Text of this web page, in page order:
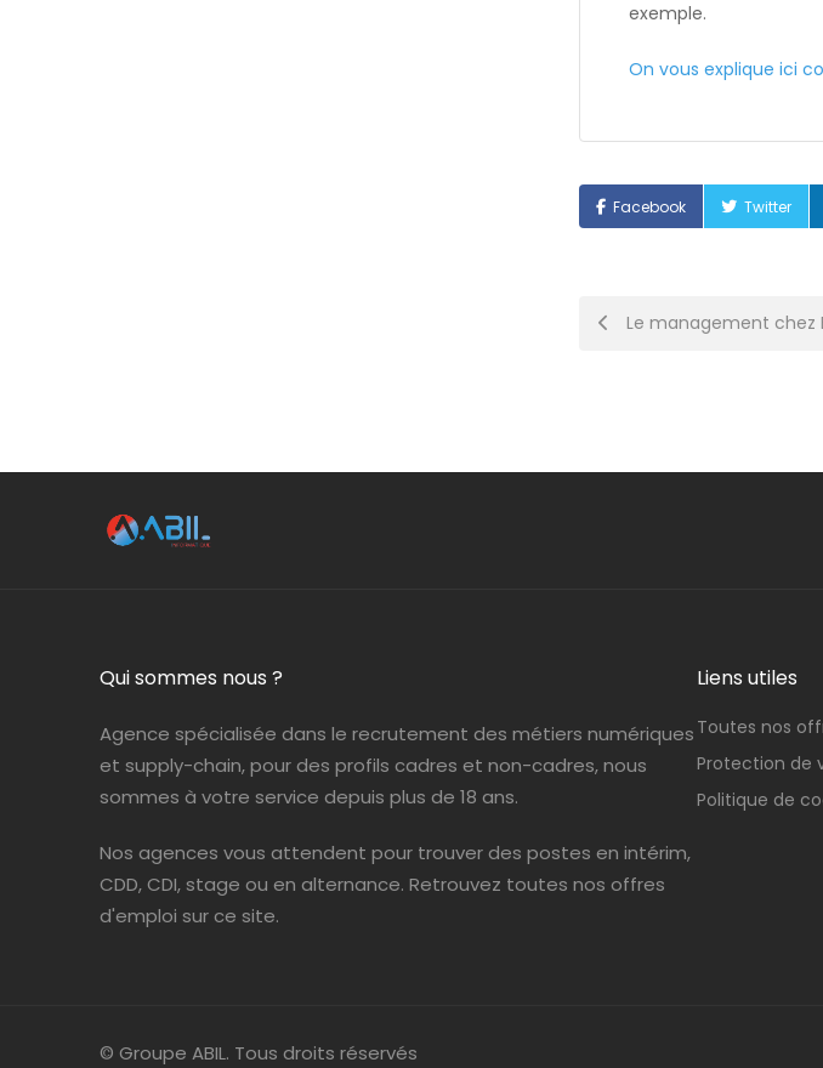
exemple.
On vous explique ici
Facebook Twitter
PostLe management chez
Qui sommes nous ?
Agence spécialisée dans le recrutement des métiers numériques
et supply-chain, pour des profils cadres et non-cadres, nous
sommes à votre service depuis plus de 18 ans.
Nos agences vous attendent pour trouver des postes en intérim,
CDD, CDI, stage ou en alternance. Retrouvez toutes nos offres
d'emploi sur ce site.
Liens utiles
Toutes nos
Protection de
Politique de
© Groupe ABIL. Tous droits réservés